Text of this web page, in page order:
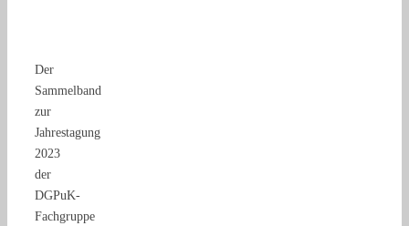
Der
Sammelband
zur
Jahrestagung
2023
der
DGPuK-
Fachgruppe